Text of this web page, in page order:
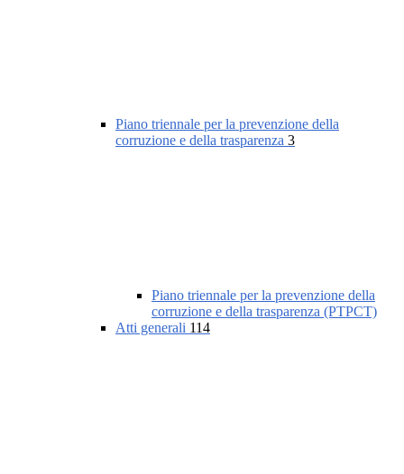
Piano triennale per la prevenzione della
corruzione e della trasparenza 3
Piano triennale per la prevenzione della
corruzione e della trasparenza (PTPCT)
Atti generali 114